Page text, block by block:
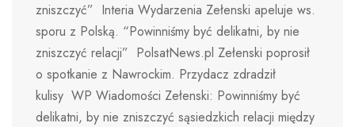
zniszczyć” Interia Wydarzenia Zełenski apeluje ws.
sporu z Polską. “Powinniśmy być delikatni, by nie
zniszczyć relacji” PolsatNews.pl Zełenski poprosił
o spotkanie z Nawrockim. Przydacz zdradził
kulisy WP Wiadomości Zełenski: Powinniśmy być
delikatni, by nie zniszczyć sąsiedzkich relacji między